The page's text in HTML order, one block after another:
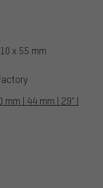
x 55 mm
| 44 mm | 29" |